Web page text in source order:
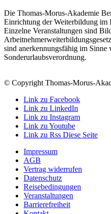
Die Thomas-Morus-Akademie
Einrichtung der Weiterbildung im
Einzelne Veranstaltungen sind
sind anerkennungsfähig im Sinne
Sonderurlaubsverordnung.
© Copyright Thomas-Morus-
Link zu Facebook
Link zu LinkedIn
Link zu Instagram
Link zu Youtube
Link zu Rss Diese Seite
Impressum
AGB
Vertrag widerrufen
Datenschutz
Reisebedingungen
Veranstaltungen
Barrierefreiheit